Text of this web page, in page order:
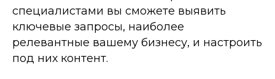
специалистами вы сможете выявить
ключевые запросы, наиболее
релевантные вашему бизнесу, и настроить
под них контент.